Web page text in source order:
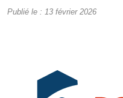
Publié le : 13 février 2026